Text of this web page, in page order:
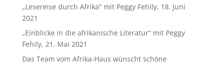
„Lesereise durch Afrika“ mit Peggy Fehily, 18. Juni
2021
„Einblicke in die afrikanische Literatur“ mit Peggy
Fehily, 21. Mai 2021
Das Team vom Afrika-Haus wünscht schöne